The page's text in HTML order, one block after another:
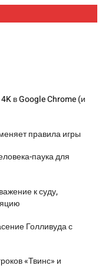
в Google Chrome (и
правила игры
паука для
к суду,
Голливуда с
«Твинс» и